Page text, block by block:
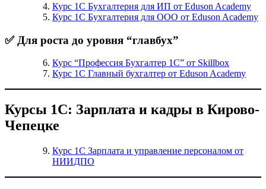
Курс 1С Бухгалтерия для ИП от Eduson Academy
Курс 1С Бухгалтерия для ООО от Eduson Academy
✅ Для роста до уровня “главбух”
Курс “Профессия Бухгалтер 1С” от Skillbox
Курс 1С Главный бухгалтер от Eduson Academy
Курсы 1С: Зарплата и кадры в Кирово-
Чепецке
Курс 1С Зарплата и управление персоналом от
НИИДПО